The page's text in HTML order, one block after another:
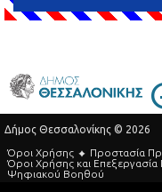
Δήμος Θεσσαλονίκης © 2026
Όροι Χρήσης
Προστασία
Όροι Xρήσης και
Ψηφιακού Βοηθού